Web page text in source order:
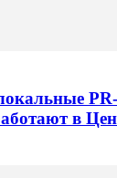
PR-
в